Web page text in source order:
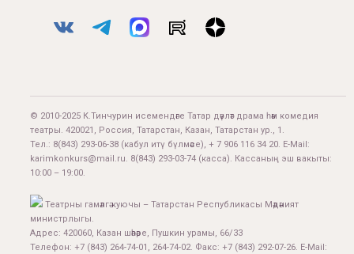
© 2010-2025 К.Тинчурин исемендәге Татар дәүләт драма һәм комедия
театры. 420021, Россия, Татарстан, Казан, Татарстан ур., 1.
Тел.: 8(843) 293-06-38 (кабул итү бүлмәсе), + 7 906 116 34 20. E-Mail:
karimkonkurs@mail.ru. 8(843) 293-03-74 (касса). Кассаның эш вакыты:
10:00 – 19:00.
Театрны гамәлгә куючы – Татарстан Республикасы Мәдәният
министрлыгы.
Адрес: 420060, Казан шәһәре, Пушкин урамы, 66/33
Телефон: +7 (843) 264-74-01, 264-74-02. Факс: +7 (843) 292-07-26. E-Mail: